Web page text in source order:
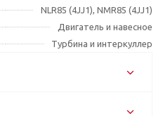
NLR85 (4JJ1), NMR85 (4JJ1)
Двигатель и навесное
Турбина и интеркуллер